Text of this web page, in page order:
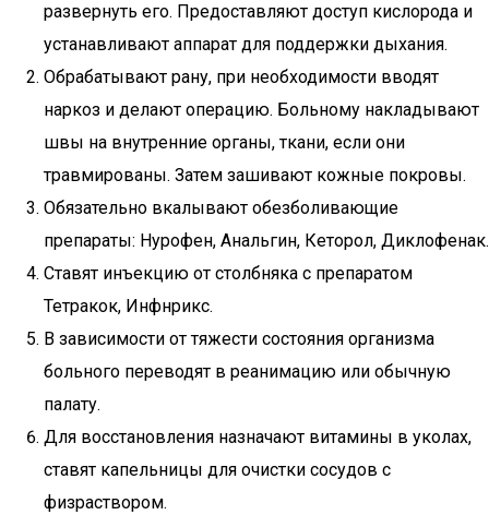
развернуть его. Предоставляют доступ кислорода и
устанавливают аппарат для поддержки дыхания.
Обрабатывают рану, при необходимости вводят
наркоз и делают операцию. Больному накладывают
швы на внутренние органы, ткани, если они
травмированы. Затем зашивают кожные покровы.
Обязательно вкалывают обезболивающие
препараты: Нурофен, Анальгин, Кеторол, Диклофенак.
Ставят инъекцию от столбняка с препаратом
Тетракок, Инфнрикс.
В зависимости от тяжести состояния организма
больного переводят в реанимацию или обычную
палату.
Для восстановления назначают витамины в уколах,
ставят капельницы для очистки сосудов с
физраствором.